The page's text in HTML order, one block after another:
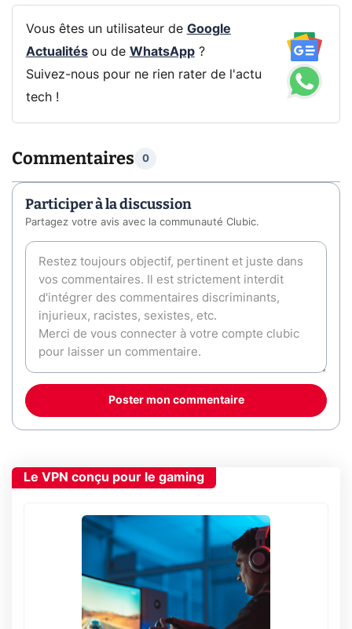
Vous êtes un utilisateur de Google
Actualitésou de WhatsApp?
Suivez-nous pour ne rien rater de l'actu
tech !
Commentaires 0
Participer à la discussion
Partagez votre avis avec la communauté Clubic.
Poster mon commentaire
Le VPN conçu pour le gaming